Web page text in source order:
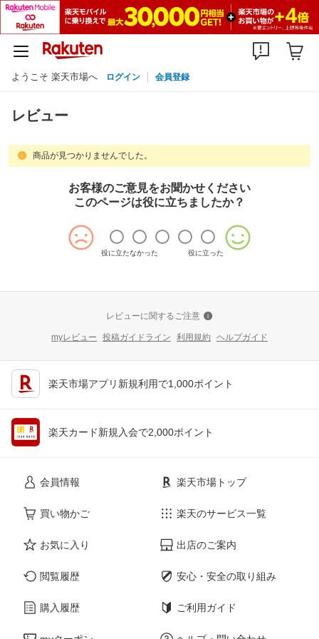
ようこそ 楽天市場へ ログイン 会員登録
レビュー
商品が見つかりませんでした。
お客様のご意見をお聞かせください
このページは役に立ちましたか？
役に立たなかった 役に立った
レビューに関するご注意
myレビュー 投稿ガイドライン 利用規約 ヘルプガイド
楽天市場アプリ新規利用で1,000ポイント
楽天カード新規入会で2,000ポイント
会員情報
買い物かご
お気に入り
閲覧履歴
購入履歴
楽天市場トップ
楽天のサービス一覧
出店のご案内
安心・安全の取り組み
ご利用ガイド